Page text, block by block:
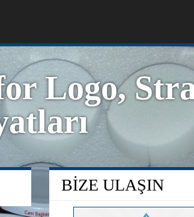
Logo,
BİZE ULAŞIN